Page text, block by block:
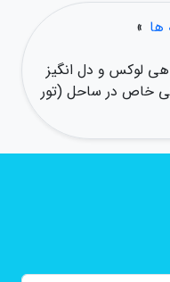
ها »
لوکس و دل انگیز
خاص در ساحل (تور